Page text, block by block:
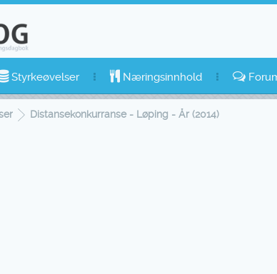
Styrkeøvelser Næringsinnhold
Distansekonkurranse - Løping - År (2014)